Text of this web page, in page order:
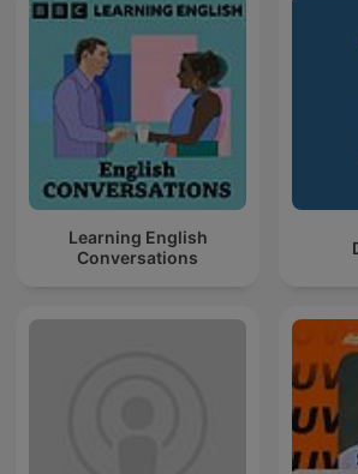
Learning English
Conversations